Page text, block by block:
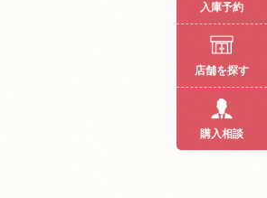
入庫予約
店舗を探す
購入相談